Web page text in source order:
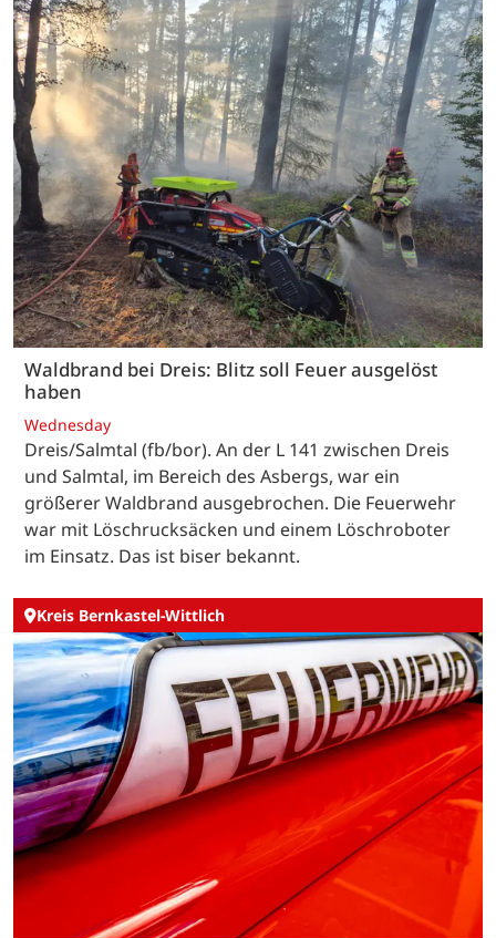
Waldbrand bei Dreis: Blitz soll Feuer ausgelöst
haben
Wednesday
Dreis/Salmtal (fb/bor). An der L 141 zwischen Dreis
und Salmtal, im Bereich des Asbergs, war ein
größerer Waldbrand ausgebrochen. Die Feuerwehr
war mit Löschrucksäcken und einem Löschroboter
im Einsatz. Das ist biser bekannt.
Kreis Bernkastel-Wittlich